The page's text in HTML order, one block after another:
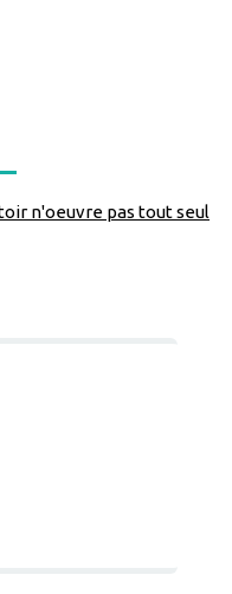
n'oeuvre pas tout seul